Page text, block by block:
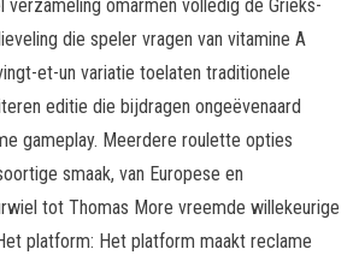
verzameling omarmen volledig de Grieks-
die speler vragen van vitamine A
et-un variatie toelaten traditionele
editie die bijdragen ongeëvenaard
gameplay. Meerdere roulette opties
smaak, van Europese en
tot Thomas More vreemde willekeurige
platform: Het platform maakt reclame